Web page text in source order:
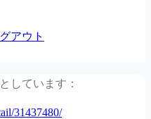
アウト
しています：
31437480/